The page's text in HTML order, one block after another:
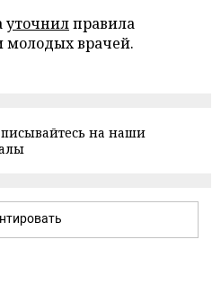
уточнилправила
молодых врачей.
на наши